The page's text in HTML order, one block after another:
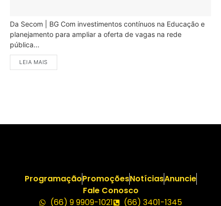
Da Secom | BG Com investimentos contínuos na Educação e
planejamento para ampliar a oferta de vagas na rede
pública...
LEIA MAIS
ProgramaçãoPromoçõesNotíciasAnuncie
Fale Conosco
(66) 9 9909-1021
(66) 3401-1345